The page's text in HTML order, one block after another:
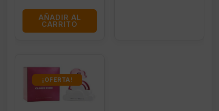
AÑADIR AL
CARRITO
¡OFERTA!